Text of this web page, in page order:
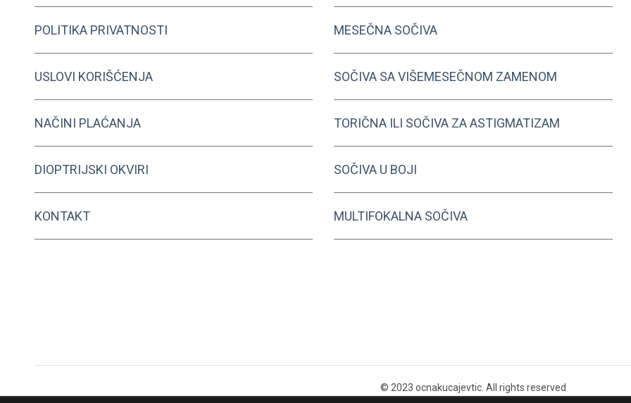
POLITIKA PRIVATNOSTI
USLOVI KORIŠĆENJA
NAČINI PLAĆANJA
DIOPTRIJSKI OKVIRI
KONTAKT
MESEČNA SOČIVA
SOČIVA SA VIŠEMESEČNOM ZAMENOM
TORIČNA ILI SOČIVA ZA ASTIGMATIZAM
SOČIVA U BOJI
MULTIFOKALNA SOČIVA
© 2023 ocnakucajevtic. All rights reserved